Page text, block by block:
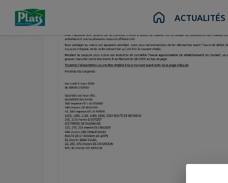
Contenu Pied de pageACTUALITÉS